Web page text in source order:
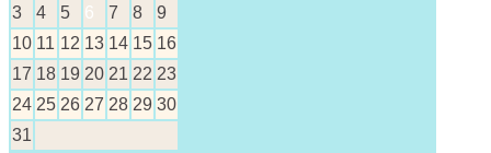
3
4 5 6 7 8
9
10 11 12 13 14 15 16
17 18 19 20 21 22 23
24 25 26 27 28 29 30
31